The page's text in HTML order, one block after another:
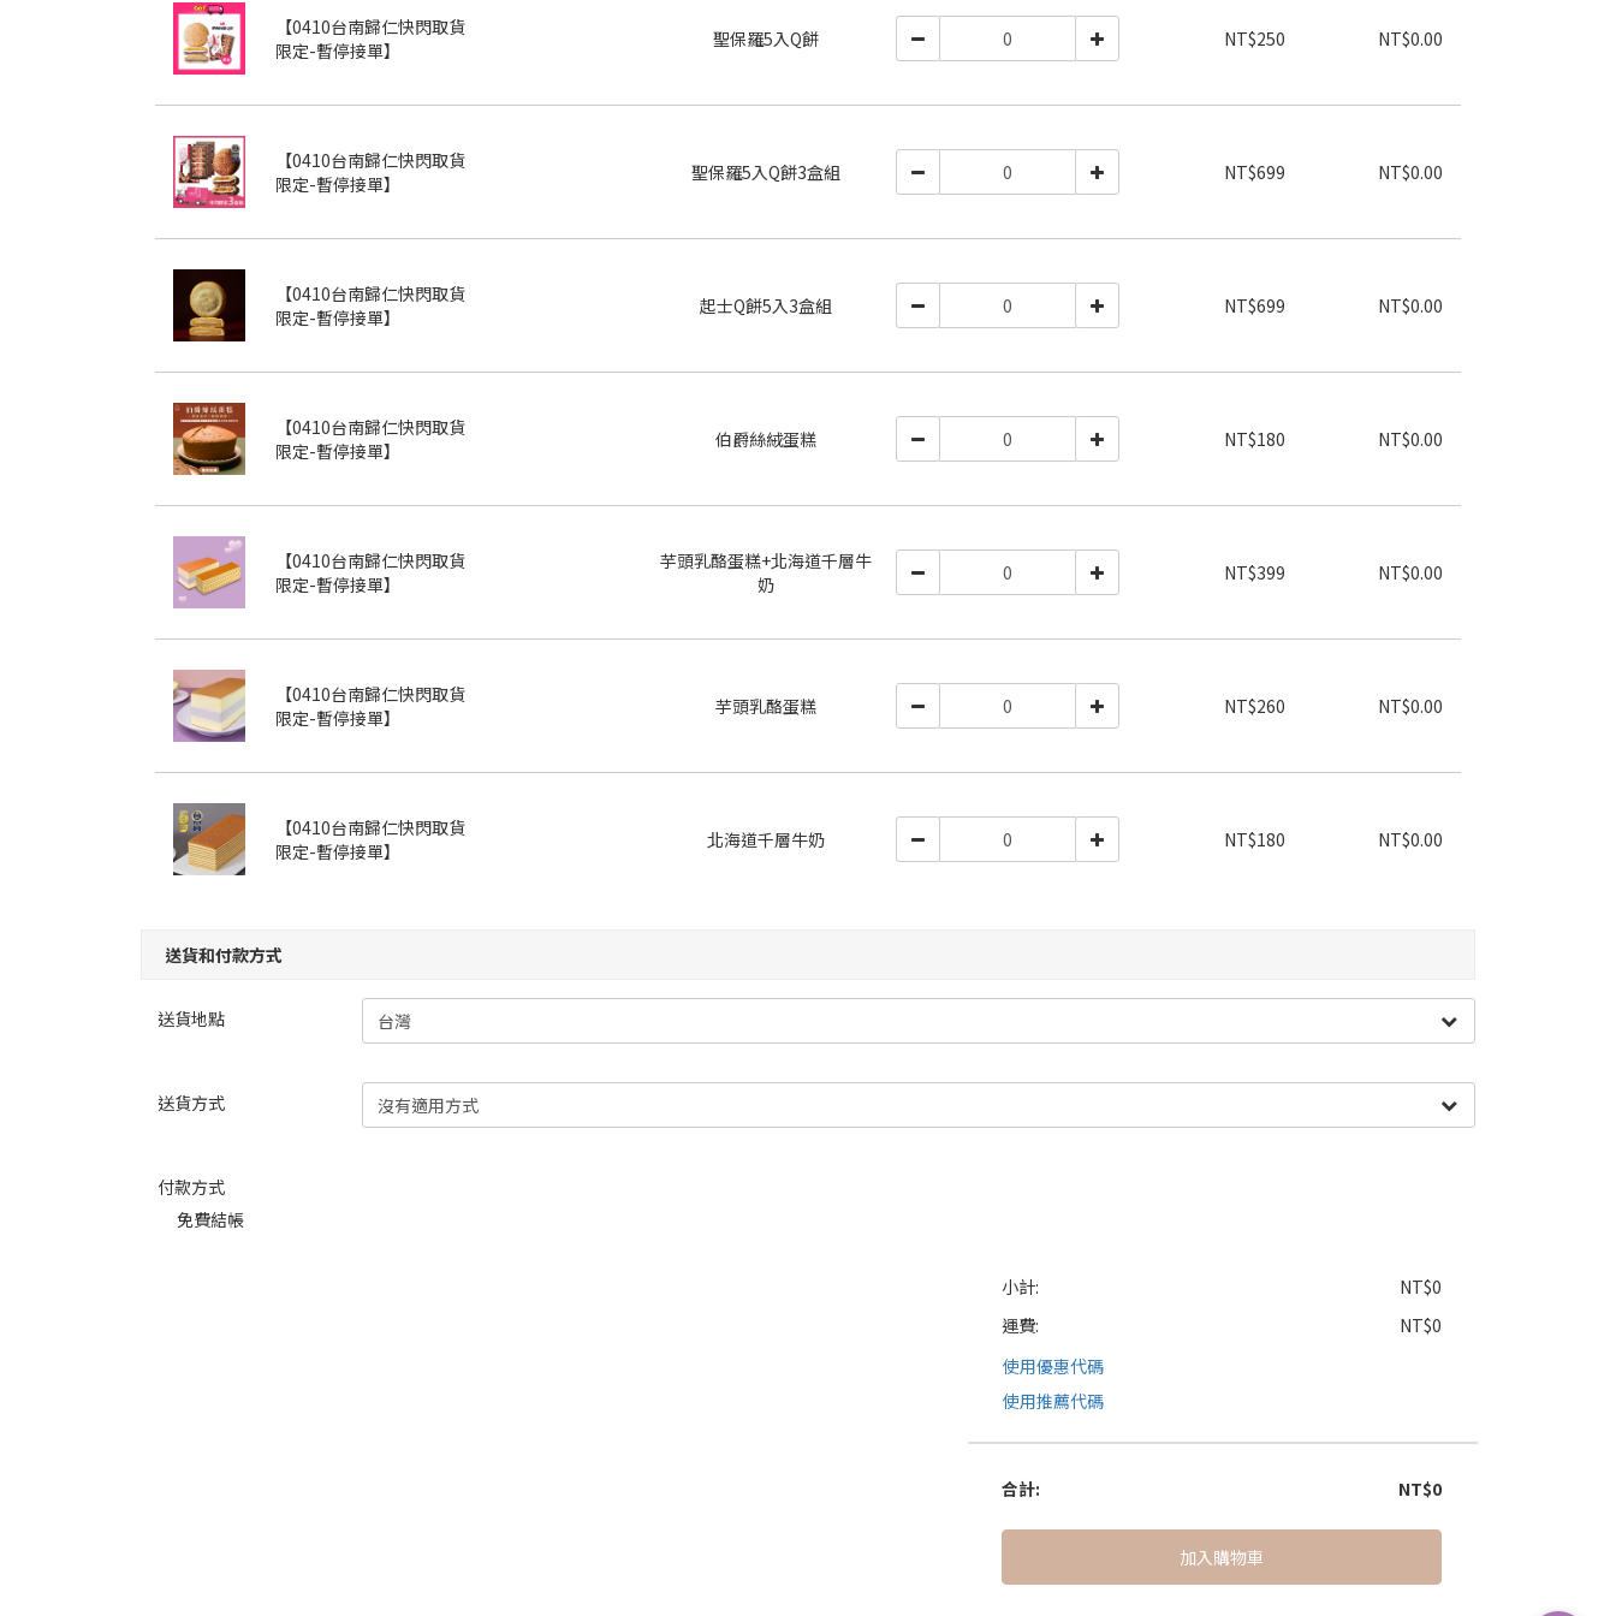
【0410台南歸仁快閃取貨
限定-暫停接單】
聖保羅5入Q餅 NT$250 NT$0.00
【0410台南歸仁快閃取貨
限定-暫停接單】
聖保羅5入Q餅3盒組 NT$699 NT$0.00
【0410台南歸仁快閃取貨
限定-暫停接單】
起士Q餅5入3盒組 NT$699 NT$0.00
【0410台南歸仁快閃取貨
限定-暫停接單】
伯爵絲絨蛋糕 NT$180 NT$0.00
【0410台南歸仁快閃取貨
限定-暫停接單】
芋頭乳酪蛋糕+北海道千層牛
奶
NT$399 NT$0.00
【0410台南歸仁快閃取貨
限定-暫停接單】
芋頭乳酪蛋糕 NT$260 NT$0.00
【0410台南歸仁快閃取貨
限定-暫停接單】
北海道千層牛奶 NT$180 NT$0.00
送貨和付款方式
送貨地點
送貨方式
付款方式
免費結帳
小計:
NT$0
運費:
NT$0
使用優惠代碼
使用推薦代碼
合計: NT$0
加入購物車